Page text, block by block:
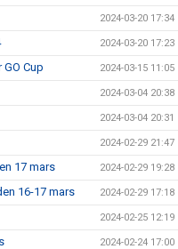
2024-03-20 17:34
2024-03-20 17:23
Cup 2024-03-15 11:05
2024-03-04 20:38
2024-03-04 20:31
2024-02-29 21:47
17 mars 2024-02-29 19:28
16-17 mars 2024-02-29 17:18
2024-02-25 12:19
2024-02-24 17:00